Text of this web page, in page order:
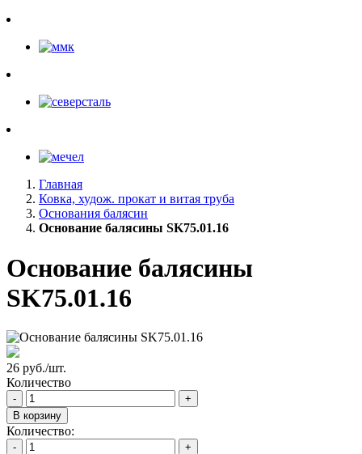
Главная
Ковка, худож. прокат и витая труба
Основания балясин
Основание балясины SK75.01.16
Основание балясины
SK75.01.16
26 руб./шт.
Количество
-
+
В корзину
Количество:
-
+